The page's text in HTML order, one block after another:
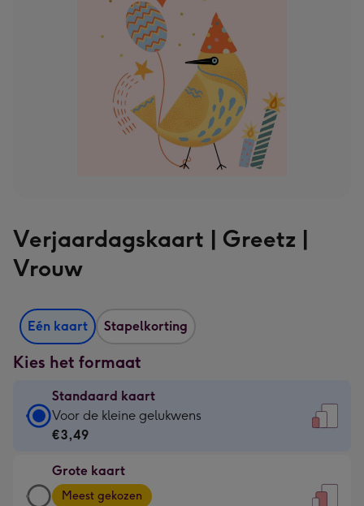
Verjaardagskaart | Greetz |
Vrouw
Eén kaart Stapelkorting
Kies het formaat
Standaard kaart
Standaard
kaart
€3,49
-
Voor de kleine gelukwens
€3,49
Grote kaart
Grote
Meest gekozen